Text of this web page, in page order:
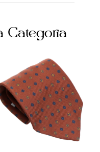
Categoria